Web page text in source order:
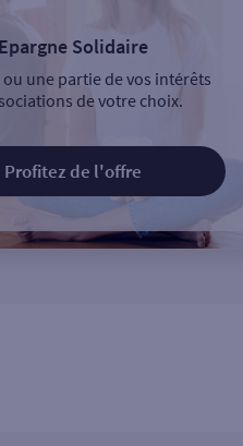
Epargne Solidaire
ou une partie de vos intérêts
de votre choix.
Profitez de l'offre